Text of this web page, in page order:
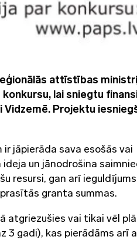
attīstības
lai sniegtu
Projektu
jāpierāda sava esošās vai
un jānodrošina
resursi, gan arī ieguldījums
granta summas.
atgriezušies vai tikai vēl
3 gadi), kas pierādāms arī